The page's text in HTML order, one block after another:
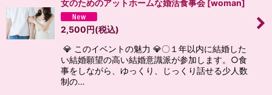
女のためのアットホームな婚活食事会 [woman]
2,500円(税込)
💎 このイベントの魅力 💎〇１年以内に結婚した
い結婚願望の高い結婚意識派が参加します。○食
事をしながら、ゆっくり、じっくり話せる少人数
制の…